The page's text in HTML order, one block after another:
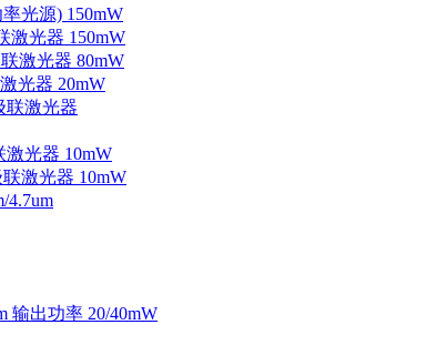
光源) 150mW
激光器 150mW
激光器 80mW
光器 20mW
联激光器
激光器 10mW
激光器 10mW
4.7um
输出功率 20/40mW